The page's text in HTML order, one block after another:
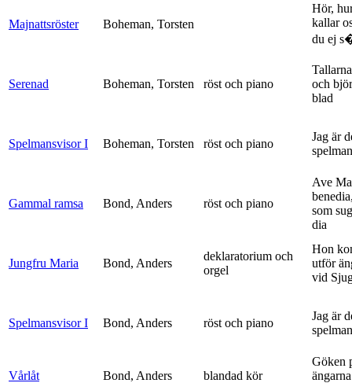
Majnattsröster Boheman, Torsten
Hör,
kallar
du ej
Serenad Boheman, Torsten röst och piano
och
blad
Spelmansvisor I Boheman, Torsten röst och piano
Jag är
spelman
Gammal ramsa Bond, Anders röst och piano
Ave
som
dia
Jungfru Maria Bond, Anders
deklaratorium och
orgel
Hon
utför
vid
Spelmansvisor I Bond, Anders röst och piano
Jag är
spelman
Vårlåt Bond, Anders blandad kör
Göken